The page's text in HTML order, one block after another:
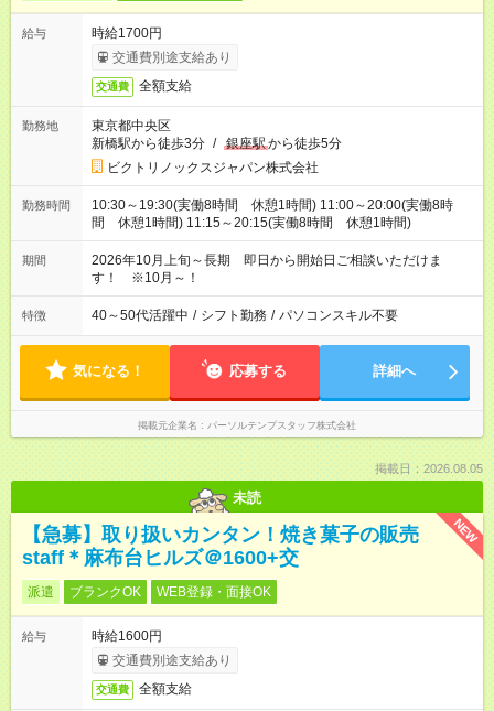
給与
時給1700円
交通費別途支給あり
交通費 全額支給
勤務地
東京都中央区
新橋駅から徒歩3分 / 銀座駅から徒歩5分
ビクトリノックスジャパン株式会社
勤務時間
10:30～19:30(実働8時間 休憩1時間) 11:00～20:00(実働8時
間 休憩1時間) 11:15～20:15(実働8時間 休憩1時間)
期間
2026年10月上旬～長期 即日から開始日ご相談いただけま
す！ ※10月～！
特徴 40～50代活躍中 / シフト勤務 / パソコンスキル不要
気になる！ 応募する 詳細へ
掲載元企業名 パーソルテンプスタッフ株式会社
掲載日：2026.08.05
未読
NEW
【急募】取り扱いカンタン！焼き菓子の販売
staff＊麻布台ヒルズ＠1600+交
派遣 ブランクOK WEB登録・面接OK
給与
時給1600円
交通費別途支給あり
交通費 全額支給